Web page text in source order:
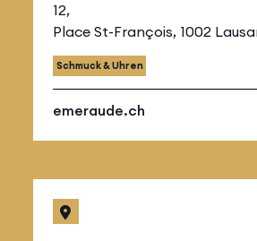
12,
Place St-François, 1002
Schmuck & Uhren
emeraude.ch